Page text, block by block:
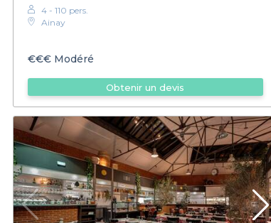
4 - 110 pers.
Ainay
€€€ Modéré
Obtenir un devis